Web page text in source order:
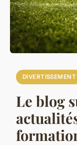
DIVERTISSEMENT
Le blog